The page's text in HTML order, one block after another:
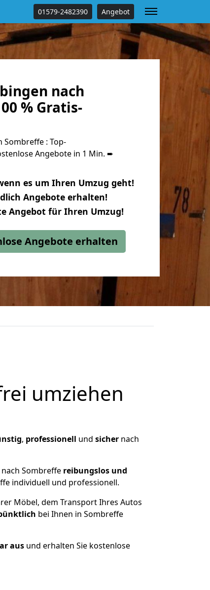
01579-2482390 Angebot
nach
% Gratis-
Sombreffe : Top-
Angebote in 1 Min. ➨
es um Ihren Umzug geht!
Angebote erhalten!
Angebot für Ihren Umzug!
Angebote erhalten
umziehen
, professionell und sicher nach
Sombreffe reibungslos und
individuell und professionell.
Möbel, dem Transport Ihres Autos
bei Ihnen in Sombreffe
aus und erhalten Sie kostenlose